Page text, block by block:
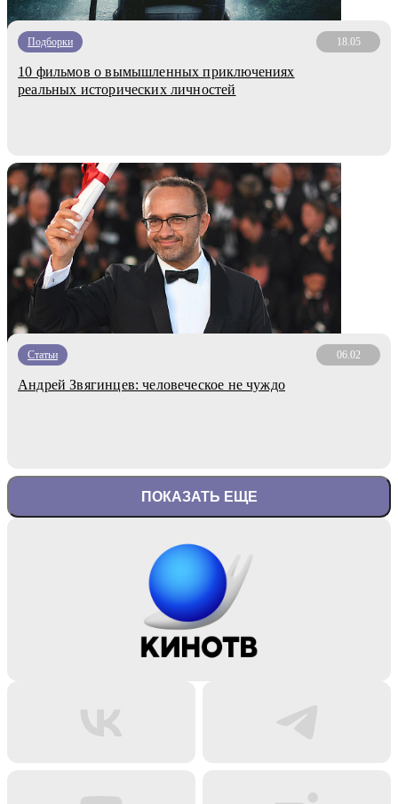
Подборки 18.05
10 фильмов о вымышленных приключениях
реальных исторических личностей
Статьи 06.02
Андрей Звягинцев: человеческое не чуждо
ПОКАЗАТЬ ЕЩЕ